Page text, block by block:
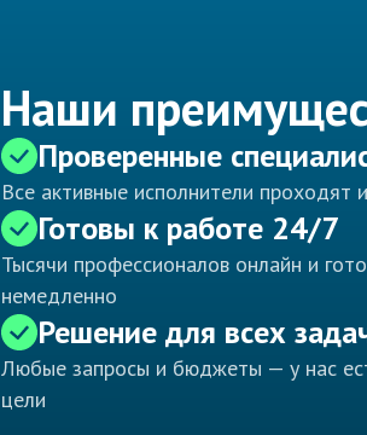
Наши
Проверенные
Все активные исполнители проходят
Готовы к работе 24/7
Тысячи профессионалов онлайн и
немедленно
Решение для всех
Любые запросы и бюджеты — у нас
цели